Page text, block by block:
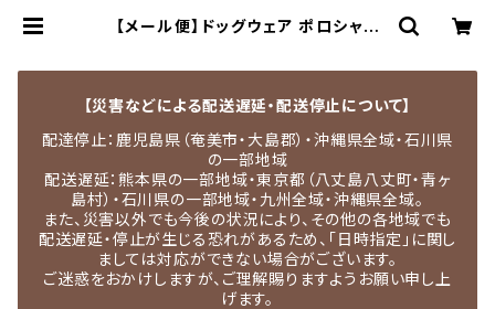
【メール便】ドッグウェア ポロシャツ
ア
【災害などによる配送遅延・配送停止について】
配達停止：鹿児島県（奄美市・大島郡）・沖縄県全域・石川県
の一部地域
配送遅延：熊本県の一部地域・東京都（八丈島八丈町・青ヶ
島村）・石川県の一部地域・九州全域・沖縄県全域。
また、災害以外でも今後の状況により、その他の各地域でも
配送遅延・停止が生じる恐れがあるため、「日時指定」に関し
ましては対応ができない場合がございます。
ご迷惑をおかけしますが、ご理解賜りますようお願い申し上
げます。